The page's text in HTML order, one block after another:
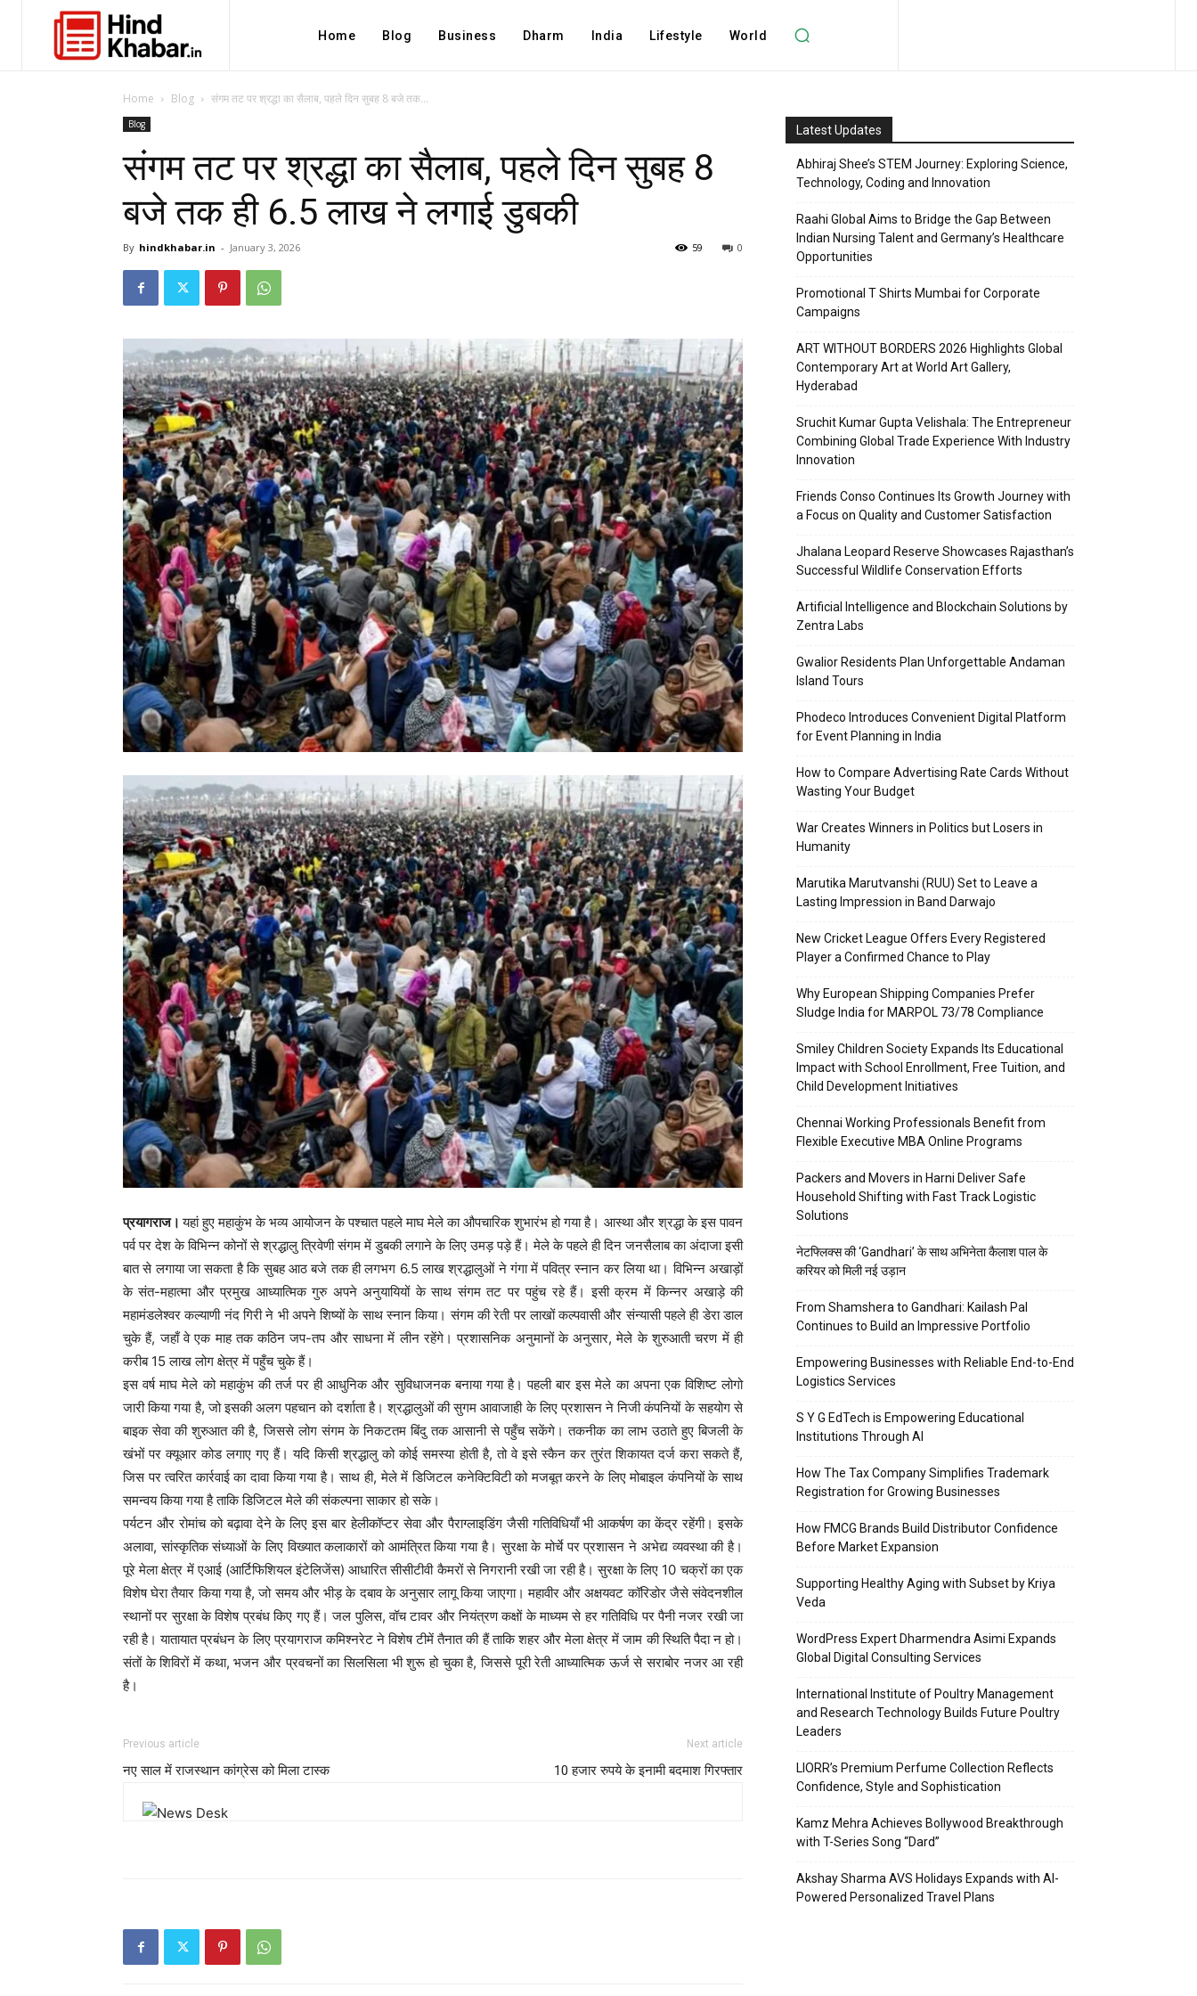
Home Blog Business Dharm India Lifestyle World
Home Blog संगम तट पर श्रद्धा का सैलाब, पहले दिन सुबह 8 बजे तक...
Blog
संगम तट पर श्रद्धा का सैलाब, पहले दिन सुबह 8
बजे तक ही 6.5 लाख ने लगाई डुबकी
By hindkhabar.in - January 3, 2026 0
59
प्रयागराज।यहां हुए महाकुंभ के भव्य आयोजन के पश्चात पहले माघ मेले का औपचारिक शुभारंभ हो गया है। आस्था और श्रद्धा के इस पावन
पर्व पर देश के विभिन्न कोनों से श्रद्धालु त्रिवेणी संगम में डुबकी लगाने के लिए उमड़ पड़े हैं। मेले के पहले ही दिन जनसैलाब का अंदाजा इसी
बात से लगाया जा सकता है कि सुबह आठ बजे तक ही लगभग 6.5 लाख श्रद्धालुओं ने गंगा में पवित्र स्नान कर लिया था। विभिन्न अखाड़ों
के संत-महात्मा और प्रमुख आध्यात्मिक गुरु अपने अनुयायियों के साथ संगम तट पर पहुंच रहे हैं। इसी क्रम में किन्नर अखाड़े की
महामंडलेश्वर कल्याणी नंद गिरी ने भी अपने शिष्यों के साथ स्नान किया। संगम की रेती पर लाखों कल्पवासी और संन्यासी पहले ही डेरा डाल
चुके हैं, जहाँ वे एक माह तक कठिन जप-तप और साधना में लीन रहेंगे। प्रशासनिक अनुमानों के अनुसार, मेले के शुरुआती चरण में ही
करीब 15 लाख लोग क्षेत्र में पहुँच चुके हैं।
इस वर्ष माघ मेले को महाकुंभ की तर्ज पर ही आधुनिक और सुविधाजनक बनाया गया है। पहली बार इस मेले का अपना एक विशिष्ट लोगो
जारी किया गया है, जो इसकी अलग पहचान को दर्शाता है। श्रद्धालुओं की सुगम आवाजाही के लिए प्रशासन ने निजी कंपनियों के सहयोग से
बाइक सेवा की शुरुआत की है, जिससे लोग संगम के निकटतम बिंदु तक आसानी से पहुँच सकेंगे। तकनीक का लाभ उठाते हुए बिजली के
खंभों पर क्यूआर कोड लगाए गए हैं। यदि किसी श्रद्धालु को कोई समस्या होती है, तो वे इसे स्कैन कर तुरंत शिकायत दर्ज करा सकते हैं,
जिस पर त्वरित कार्रवाई का दावा किया गया है। साथ ही, मेले में डिजिटल कनेक्टिविटी को मजबूत करने के लिए मोबाइल कंपनियों के साथ
समन्वय किया गया है ताकि डिजिटल मेले की संकल्पना साकार हो सके।
पर्यटन और रोमांच को बढ़ावा देने के लिए इस बार हेलीकॉप्टर सेवा और पैराग्लाइडिंग जैसी गतिविधियाँ भी आकर्षण का केंद्र रहेंगी। इसके
अलावा, सांस्कृतिक संध्याओं के लिए विख्यात कलाकारों को आमंत्रित किया गया है। सुरक्षा के मोर्चे पर प्रशासन ने अभेद्य व्यवस्था की है।
पूरे मेला क्षेत्र में एआई (आर्टिफिशियल इंटेलिजेंस) आधारित सीसीटीवी कैमरों से निगरानी रखी जा रही है। सुरक्षा के लिए 10 चक्रों का एक
विशेष घेरा तैयार किया गया है, जो समय और भीड़ के दबाव के अनुसार लागू किया जाएगा। महावीर और अक्षयवट कॉरिडोर जैसे संवेदनशील
स्थानों पर सुरक्षा के विशेष प्रबंध किए गए हैं। जल पुलिस, वॉच टावर और नियंत्रण कक्षों के माध्यम से हर गतिविधि पर पैनी नजर रखी जा
रही है। यातायात प्रबंधन के लिए प्रयागराज कमिश्नरेट ने विशेष टीमें तैनात की हैं ताकि शहर और मेला क्षेत्र में जाम की स्थिति पैदा न हो।
संतों के शिविरों में कथा, भजन और प्रवचनों का सिलसिला भी शुरू हो चुका है, जिससे पूरी रेती आध्यात्मिक ऊर्ज से सराबोर नजर आ रही
है।
Previous article
नए साल में राजस्थान कांग्रेस को मिला टास्क
Next article
10 हजार रुपये के इनामी बदमाश गिरफ्तार
Latest Updates
Abhiraj Shee’s STEM Journey: Exploring Science,
Technology, Coding and Innovation
Raahi Global Aims to Bridge the Gap Between
Indian Nursing Talent and Germany’s Healthcare
Opportunities
Promotional T Shirts Mumbai for Corporate
Campaigns
ART WITHOUT BORDERS 2026 Highlights Global
Contemporary Art at World Art Gallery,
Hyderabad
Sruchit Kumar Gupta Velishala: The Entrepreneur
Combining Global Trade Experience With Industry
Innovation
Friends Conso Continues Its Growth Journey with
a Focus on Quality and Customer Satisfaction
Jhalana Leopard Reserve Showcases Rajasthan’s
Successful Wildlife Conservation Efforts
Artificial Intelligence and Blockchain Solutions by
Zentra Labs
Gwalior Residents Plan Unforgettable Andaman
Island Tours
Phodeco Introduces Convenient Digital Platform
for Event Planning in India
How to Compare Advertising Rate Cards Without
Wasting Your Budget
War Creates Winners in Politics but Losers in
Humanity
Marutika Marutvanshi (RUU) Set to Leave a
Lasting Impression in Band Darwajo
New Cricket League Offers Every Registered
Player a Confirmed Chance to Play
Why European Shipping Companies Prefer
Sludge India for MARPOL 73/78 Compliance
Smiley Children Society Expands Its Educational
Impact with School Enrollment, Free Tuition, and
Child Development Initiatives
Chennai Working Professionals Benefit from
Flexible Executive MBA Online Programs
Packers and Movers in Harni Deliver Safe
Household Shifting with Fast Track Logistic
Solutions
नेटफ्लिक्स की ‘Gandhari’ के साथ अभिनेता कैलाश पाल के
करियर को मिली नई उड़ान
From Shamshera to Gandhari: Kailash Pal
Continues to Build an Impressive Portfolio
Empowering Businesses with Reliable End-to-End
Logistics Services
S Y G EdTech is Empowering Educational
Institutions Through AI
How The Tax Company Simplifies Trademark
Registration for Growing Businesses
How FMCG Brands Build Distributor Confidence
Before Market Expansion
Supporting Healthy Aging with Subset by Kriya
Veda
WordPress Expert Dharmendra Asimi Expands
Global Digital Consulting Services
International Institute of Poultry Management
and Research Technology Builds Future Poultry
Leaders
LIORR’s Premium Perfume Collection Reflects
Confidence, Style and Sophistication
Kamz Mehra Achieves Bollywood Breakthrough
with T-Series Song “Dard”
Akshay Sharma AVS Holidays Expands with AI-
Powered Personalized Travel Plans